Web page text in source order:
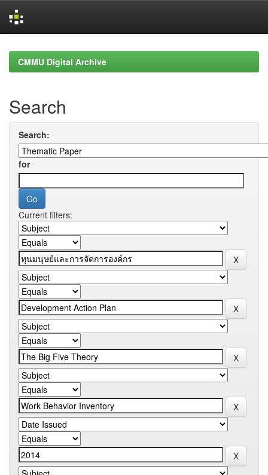
navigationCMMU Digital Archive
Search
Search:
for
Current filters: